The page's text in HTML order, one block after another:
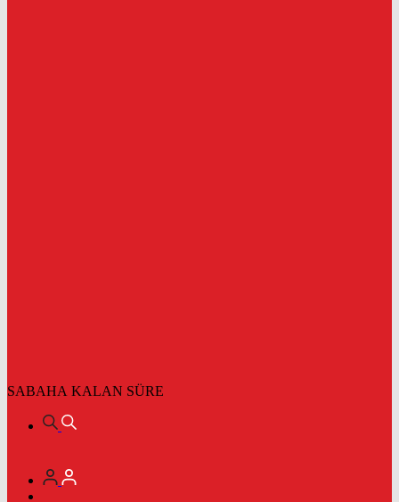
SABAHA KALAN SÜRE